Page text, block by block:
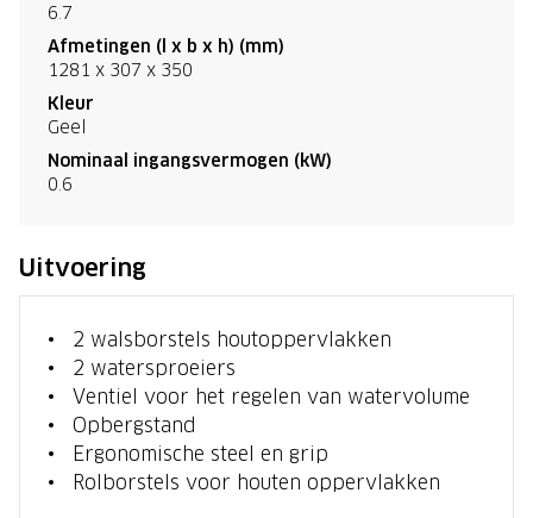
6.7
Afmetingen (l x b x h) (mm)
1281 x 307 x 350
Kleur
Geel
Nominaal ingangsvermogen (kW)
0.6
Uitvoering
2 walsborstels houtoppervlakken
2 watersproeiers
Ventiel voor het regelen van watervolume
Opbergstand
Ergonomische steel en grip
Rolborstels voor houten oppervlakken